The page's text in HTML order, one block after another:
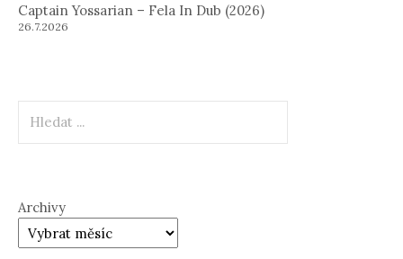
Captain Yossarian – Fela In Dub (2026)
26.7.2026
Archivy